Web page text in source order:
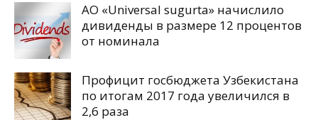
АО «Universal sugurta» начислило
дивиденды в размере 12 процентов
от номинала
Профицит госбюджета Узбекистана
по итогам 2017 года увеличился в
2,6 раза